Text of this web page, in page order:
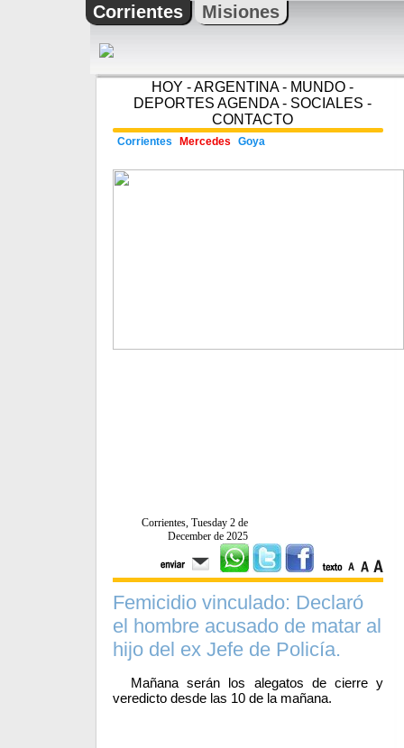
Corrientes Misiones
HOY -ARGENTINA- MUNDO -
DEPORTES AGENDA- SOCIALES -
CONTACTO
Corrientes Mercedes Goya
Corrientes, Tuesday 2 de
December de 2025
Femicidio vinculado: Declaró
el hombre acusado de matar al
hijo del ex Jefe de Policía.
Mañana serán los alegatos de cierre y
veredicto desde las 10 de la mañana.